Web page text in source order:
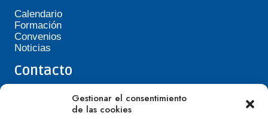
Gestionar el consentimiento
de las cookies
Calendario
Formación
Convenios
Noticias
Contacto
Teléfono de Asepavi: 623 394 601
asepavi20@gmail.com